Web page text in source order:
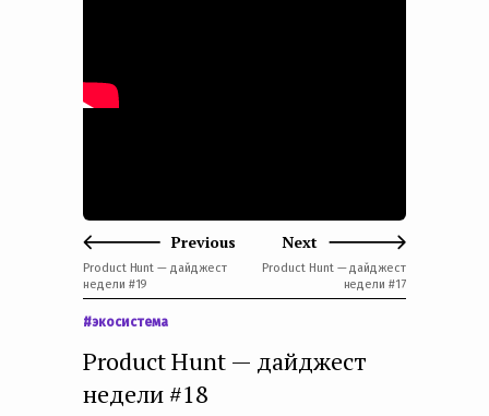
Previous
Product Hunt — дайджест
недели #19
Next
Product Hunt — дайджест
недели #17
#экосистема
Product Hunt — дайджест
недели #18